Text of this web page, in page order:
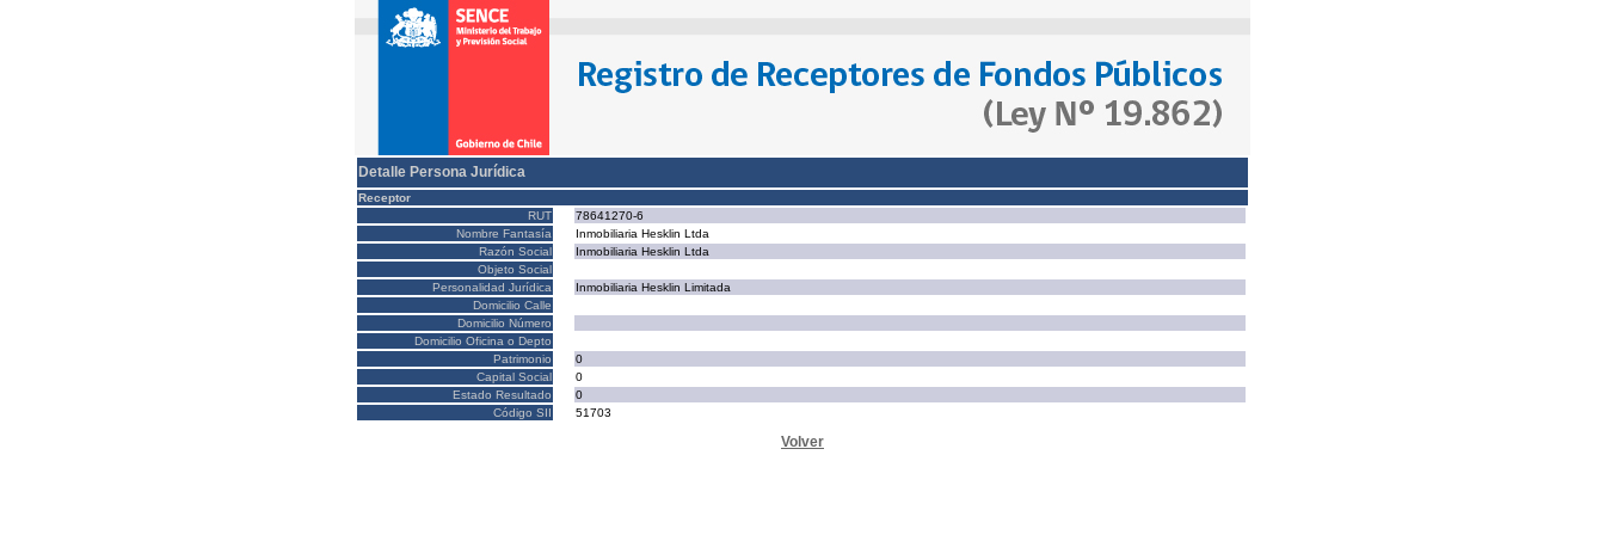
Detalle Persona Jurídica
Receptor
RUT
78641270-6
Nombre Fantasía
Inmobiliaria Hesklin Ltda
Razón Social
Inmobiliaria Hesklin Ltda
Objeto Social
Personalidad Jurídica
Inmobiliaria Hesklin Limitada
Domicilio Calle
Domicilio Número
Domicilio Oficina o Depto
Patrimonio
0
Capital Social
0
Estado Resultado
0
Código SII
51703
Volver